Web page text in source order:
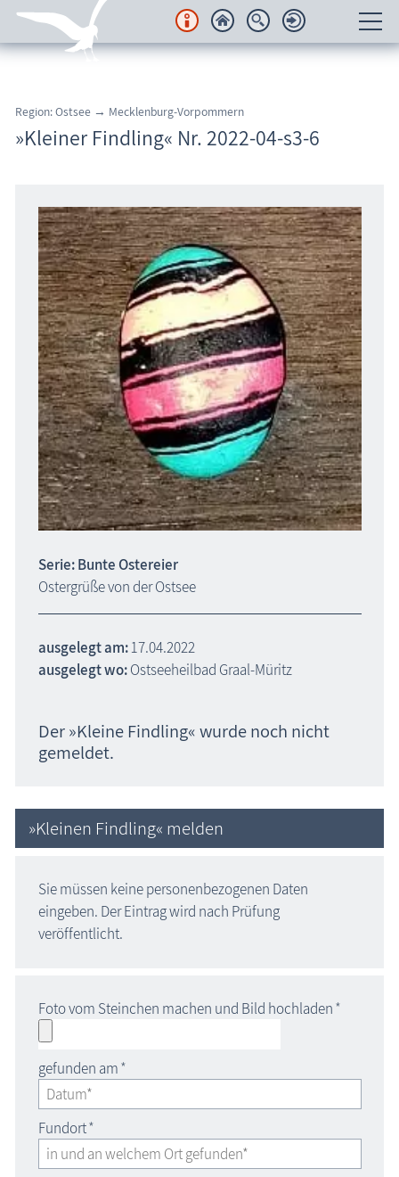
Regionales
Karten
Freizeit
Wissenswertes
Veranstaltungen
Blog
Region: Ostsee → Mecklenburg-Vorpommern
»Kleiner Findling« Nr. 2022-04-s3-6
Serie: Bunte Ostereier
Ostergrüße von der Ostsee
ausgelegt am:17.04.2022
ausgelegt wo:Ostseeheilbad Graal-Müritz
Der »Kleine Findling« wurde noch nicht
gemeldet.
»Kleinen Findling« melden
Sie müssen keine personenbezogenen Daten
eingeben. Der Eintrag wird nach Prüfung
veröffentlicht.
Foto vom Steinchen machen und Bild hochladen*
gefunden am*
Fundort*